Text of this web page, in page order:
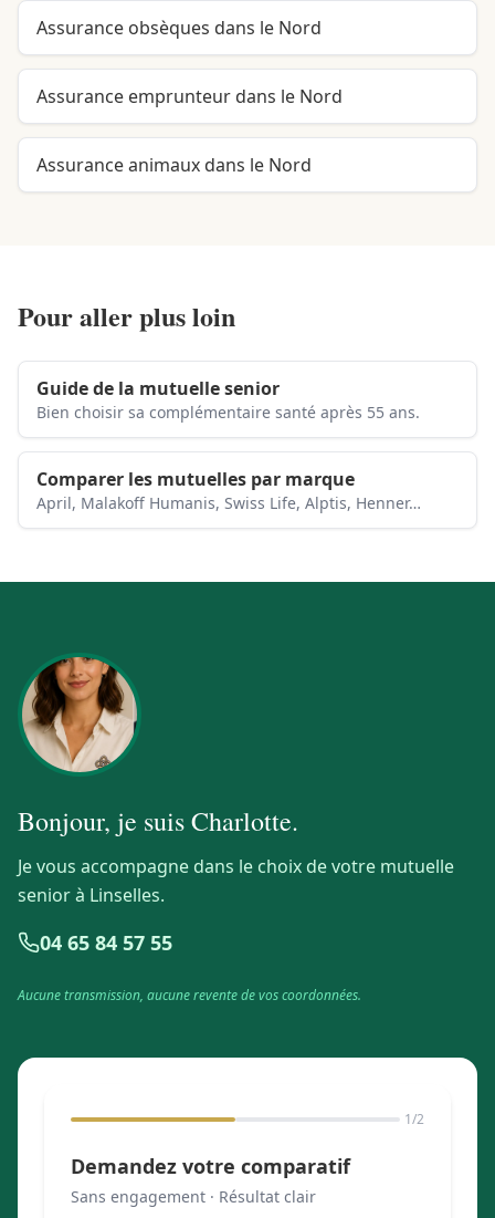
Assurance obsèques dans le Nord
Assurance emprunteur dans le Nord
Assurance animaux dans le Nord
Pour aller plus loin
Guide de la mutuelle senior
Bien choisir sa complémentaire santé après 55 ans.
Comparer les mutuelles par marque
April, Malakoff Humanis, Swiss Life, Alptis, Henner…
Bonjour, je suisCharlotte.
Je vous accompagne dans le choix de votre mutuelle
senior à Linselles.
04 65 84 57 55
Aucune transmission, aucune revente de vos coordonnées.
1/2
Demandez votre comparatif
Sans engagement · Résultat clair